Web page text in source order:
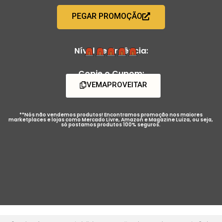
PEGAR PROMOÇÃO
Nível de Urgência:
Copie o Cupom:
VEMAPROVEITAR
**Nós não vendemos produtos! Encontramos promoção nos maiores
marketplaces e lojas como Mercado Livre, Amazon e Magazine Luiza, ou seja,
só postamos produtos 100% seguros.